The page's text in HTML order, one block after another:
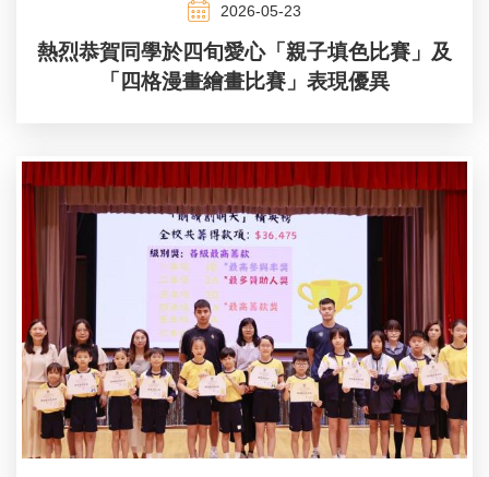
2026-05-23
熱烈恭賀同學於四旬愛心「親子填色比賽」及
「四格漫畫繪畫比賽」表現優異